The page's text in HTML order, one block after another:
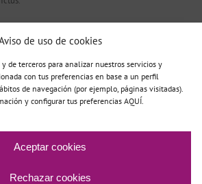
de uso de cookies
de terceros para analizar nuestros servicios y
con tus preferencias en base a un perfil
de navegación (por ejemplo, páginas visitadas).
y configurar tus preferencias AQUÍ.
Aceptar cookies
Rechazar cookies
volver a una situación igual a la previa a sufrir el
de Psicología
ayudamos a los pacientes en
el alta hospitalaria; a recuperar o mejorar estas
con la cognición y a normalizar la nueva
con el paciente como con la familia.